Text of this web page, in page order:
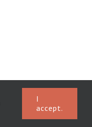
I
accept.